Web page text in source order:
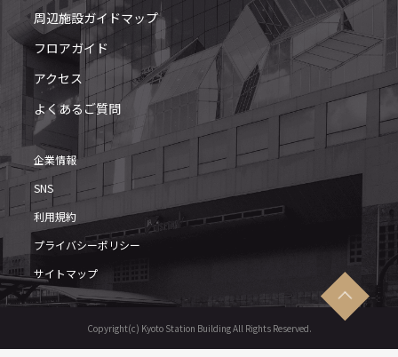
周辺施設ガイドマップ
フロアガイド
アクセス
よくあるご質問
企業情報
SNS
利用規約
プライバシーポリシー
サイトマップ
Copyright(c) Kyoto Station Building All Rights Reserved.